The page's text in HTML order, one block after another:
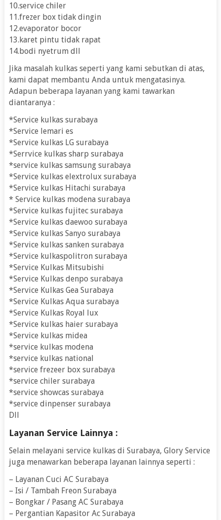
10.service chiler
11.frezer box tidak dingin
12.evaporator bocor
13.karet pintu tidak rapat
14.bodi nyetrum dll
Jika masalah kulkas seperti yang kami sebutkan di atas,
kami dapat membantu Anda untuk mengatasinya.
Adapun beberapa layanan yang kami tawarkan
diantaranya :
*Service kulkas surabaya
*Service lemari es
*Service kulkas LG surabaya
*Serrvice kulkas sharp surabaya
*service kulkas samsung surabaya
*Service kulkas elextrolux surabaya
*Service kulkas Hitachi surabaya
* Service kulkas modena surabaya
*Service kulkas fujitec surabaya
*Service kulkas daewoo surabaya
*Service kulkas Sanyo surabaya
*Service kulkas sanken surabaya
*Service kulkaspolitron surabaya
*Service Kulkas Mitsubishi
*Service Kulkas denpo surabaya
*Service Kulkas Gea Surabaya
*Service Kulkas Aqua surabaya
*Service Kulkas Royal lux
*Service kulkas haier surabaya
*Service kulkas midea
*service kulkas modena
*service kulkas national
*service frezeer box surabaya
*service chiler surabaya
*service showcas surabaya
*service dinpenser surabaya
Dll
Layanan Service Lainnya :
Selain melayani service kulkas di Surabaya, Glory Service
juga menawarkan beberapa layanan lainnya seperti :
– Layanan Cuci AC Surabaya
– Isi / Tambah Freon Surabaya
– Bongkar / Pasang AC Surabaya
– Pergantian Kapasitor Ac Surabaya